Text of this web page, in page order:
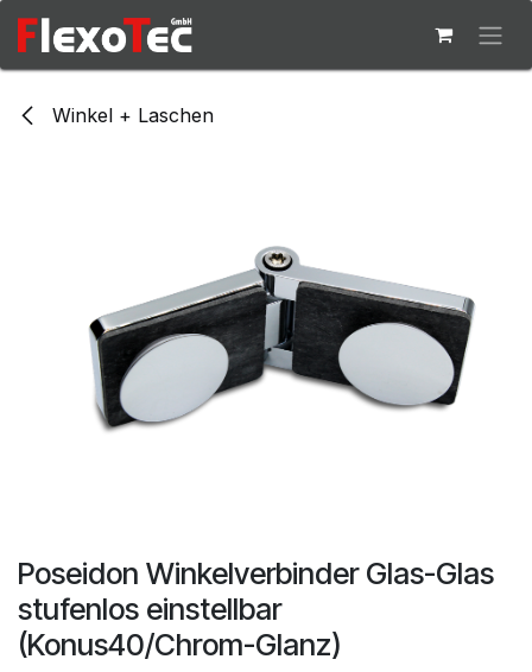
Zum Inhalt springen
Winkel + Laschen
Poseidon Winkelverbinder Glas-Glas
stufenlos einstellbar
(Konus40/Chrom-Glanz)